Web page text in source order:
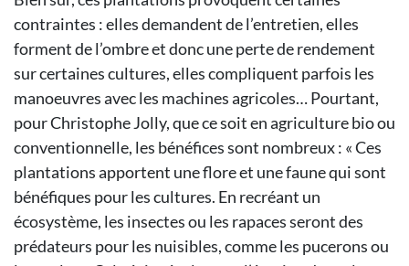
contraintes : elles demandent de l’entretien, elles
forment de l’ombre et donc une perte de rendement
sur certaines cultures, elles compliquent parfois les
manoeuvres avec les machines agricoles… Pourtant,
pour Christophe Jolly, que ce soit en agriculture bio ou
conventionnelle, les bénéfices sont nombreux : « Ces
plantations apportent une flore et une faune qui sont
bénéfiques pour les cultures. En recréant un
écosystème, les insectes ou les rapaces seront des
prédateurs pour les nuisibles, comme les pucerons ou